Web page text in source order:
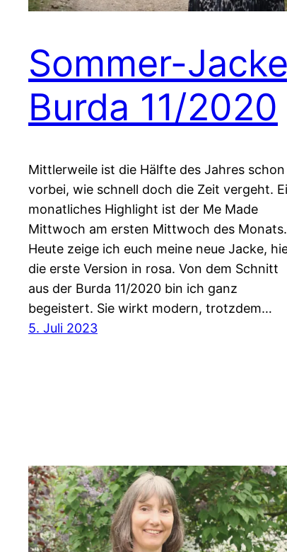
Sommer-
Burda 11/2020
Mittlerweile ist die Hälfte des Jahres schon
vorbei, wie schnell doch die Zeit vergeht.
monatliches Highlight ist der Me Made
Mittwoch am ersten Mittwoch des Monats.
Heute zeige ich euch meine neue Jacke,
die erste Version in rosa. Von dem Schnitt
aus der Burda 11/2020 bin ich ganz
begeistert. Sie wirkt modern, trotzdem…
5. Juli 2023